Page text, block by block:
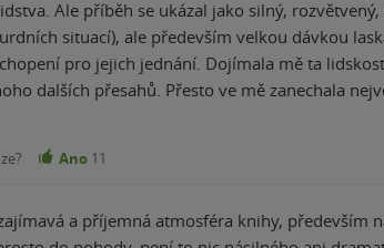
Ale příběh se ukázal jako silný,
situací), ale především velkou dávkou
pro jejich jednání. Dojímala mě ta
dalších přesahů. Přesto ve mě zanechala
Ano 11
a příjemná atmosféra knihy, především